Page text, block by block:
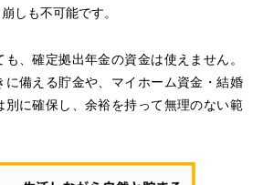
しも不可能です。
、確定拠出年金の資金は使えません。
に備える貯金や、マイホーム資金・結婚
別に確保し、余裕を持って無理のない範